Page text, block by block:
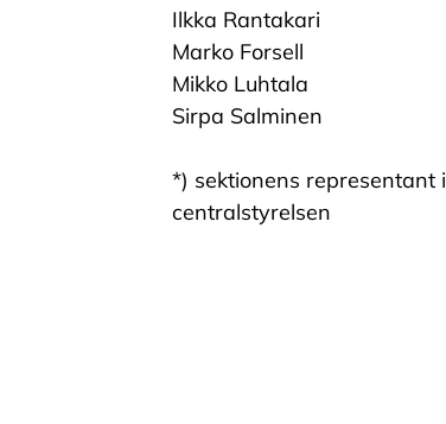
Ilkka Rantakari
Marko Forsell
Mikko Luhtala
Sirpa Salminen
*) sektionens representant i
centralstyrelsen